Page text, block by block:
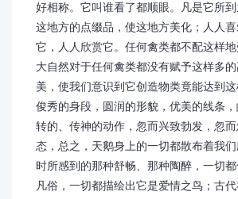
好相称。它叫谁看了都顺眼。凡是它所
这地方的点缀品，使这地方美化；人人
它，人人欣赏它。任何禽类都不配这样
大自然对于任何禽类都没有赋予这样多
美，使我们意识到它创造物类竟能达到这
俊秀的身段，圆润的形貌，优美的线条
转的、传神的动作，忽而兴致勃发，忽
态，总之，天鹅身上的一切都散布着我
时所感到的那种舒畅、那种陶醉，一切
凡俗，一切都描绘出它是爱情之鸟；古